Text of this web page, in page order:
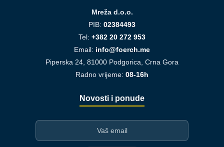
Mreža d.o.o.
PIB: 02384493
Tel: +382 20 272 953
Email: info@foerch.me
Piperska 24, 81000 Podgorica, Crna Gora
Radno vrijeme: 08-16h
Novosti i ponude